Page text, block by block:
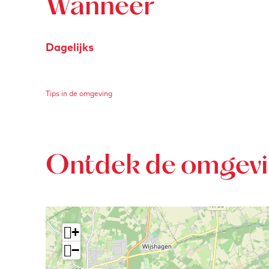
Wanneer
Dagelijks
Ontdek de
Tips in de omgeving
+
−